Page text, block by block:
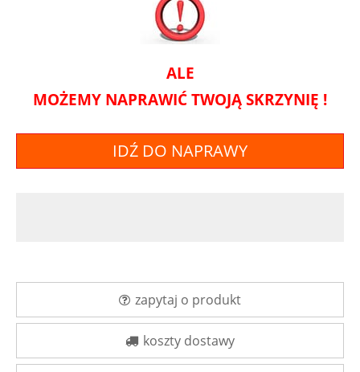
ALE
MOŻEMY NAPRAWIĆ TWOJĄ SKRZYNIĘ !
IDŹ DO NAPRAWY
zapytaj o produkt
koszty dostawy